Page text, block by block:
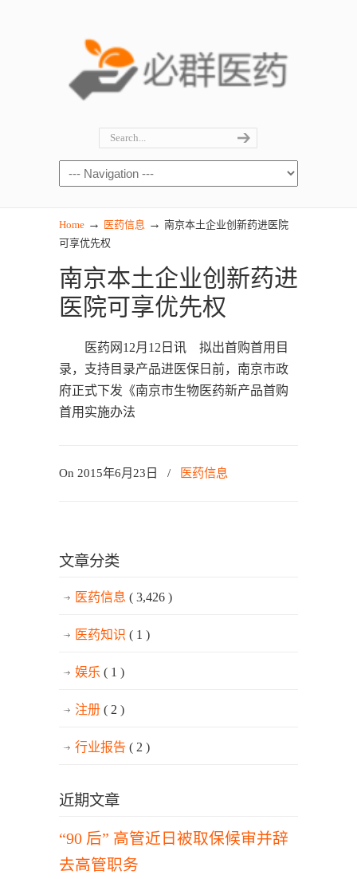
Home → 医药信息 → 南京本土企业创新药进医院
可享优先权
南京本土企业创新药进
医院可享优先权
医药网12月12日讯 拟出首购首用目
录，支持目录产品进医保日前，南京市政
府正式下发《南京市生物医药新产品首购
首用实施办法
On 2015年6月23日 / 医药信息
文章分类
医药信息 ( 3,426 )
医药知识 ( 1 )
娱乐 ( 1 )
注册 ( 2 )
行业报告 ( 2 )
近期文章
“90 后” 高管近日被取保候审并辞
去高管职务